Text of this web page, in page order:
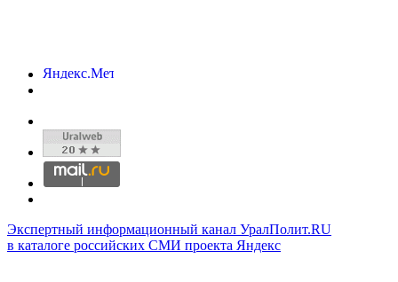
Экспертный информационный канал УралПолит.RU
в каталоге российских СМИ проекта Яндекс